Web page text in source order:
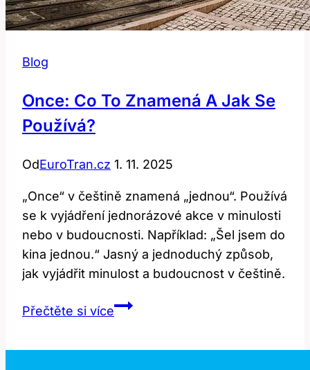
Blog
Once: Co To Znamená A Jak Se
Používá?
OdEuroTran.cz 1. 11. 2025
„Once“ v češtině znamená „jednou“. Používá
se k vyjádření jednorázové akce v minulosti
nebo v budoucnosti. Například: „Šel jsem do
kina jednou.“ Jasný a jednoduchý způsob,
jak vyjádřit minulost a budoucnost v češtině.
Přečtěte si víceOnce: